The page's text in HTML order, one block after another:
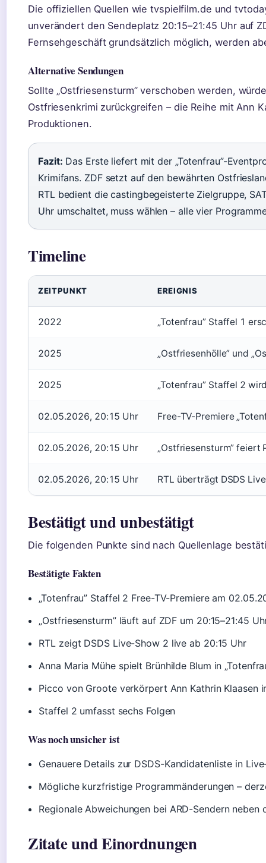
Die offiziellen Quellen wie tvspielfilm.de und
unverändert den Sendeplatz 20:15–21:45 Uhr auf
Fernsehgeschäft grundsätzlich möglich, werden
Alternative Sendungen
Sollte „Ostfriesensturm” verschoben werden,
Ostfriesenkrimi zurückgreifen – die Reihe mit Ann
Produktionen.
Fazit: Das Erste liefert mit der „Totenfrau”-
Krimifans. ZDF setzt auf den bewährten
RTL bedient die castingbegeisterte Zielgruppe,
Uhr umschaltet, muss wählen – alle vier
Timeline
ZEITPUNKT EREIGNIS
2022 „Totenfrau” Staffel 1
2025 „Ostfriesenhölle” und
2025 „Totenfrau” Staffel 2
02.05.2026, 20:15 Uhr Free-TV-Premiere
02.05.2026, 20:15 Uhr „Ostfriesensturm” feiert
02.05.2026, 20:15 Uhr RTL überträgt DSDS
Bestätigt und unbestätigt
Die folgenden Punkte sind nach Quellenlage
Bestätigte Fakten
„Totenfrau” Staffel 2 Free-TV-Premiere am
„Ostfriesensturm” läuft auf ZDF um 20:15–21:45
RTL zeigt DSDS Live-Show 2 live ab 20:15 Uhr
Anna Maria Mühe spielt Brünhilde Blum in
Picco von Groote verkörpert Ann Kathrin Klaasen
Staffel 2 umfasst sechs Folgen
Was noch unsicher ist
Genauere Details zur DSDS-Kandidatenliste in
Mögliche kurzfristige Programmänderungen –
Regionale Abweichungen bei ARD-Sendern
Zitate und Einordnungen